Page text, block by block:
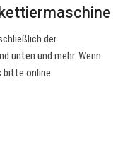
der
unten und mehr. Wenn
bitte online.